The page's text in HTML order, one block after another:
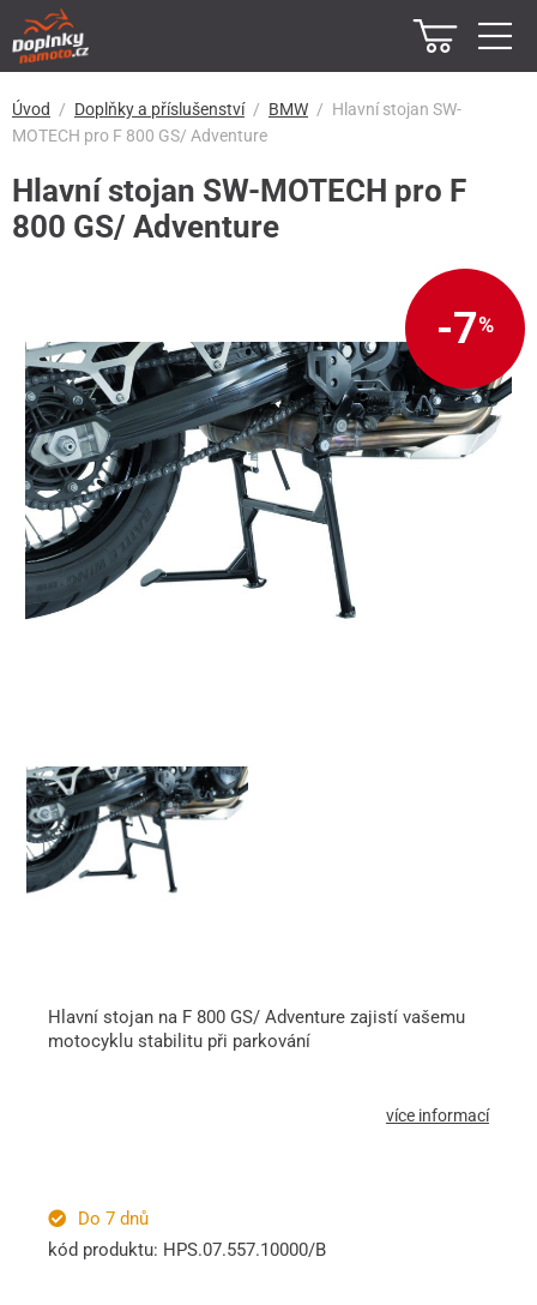
Úvod Doplňky a příslušenství BMW
Hlavní stojan SW-
MOTECH pro F 800 GS/ Adventure
Hlavní stojan SW-MOTECH pro F
800 GS/ Adventure
-7%
Hlavní stojan na F 800 GS/ Adventure zajistí vašemu
motocyklu stabilitu při parkování
více informací
Do 7 dnů
kód produktu: HPS.07.557.10000/B